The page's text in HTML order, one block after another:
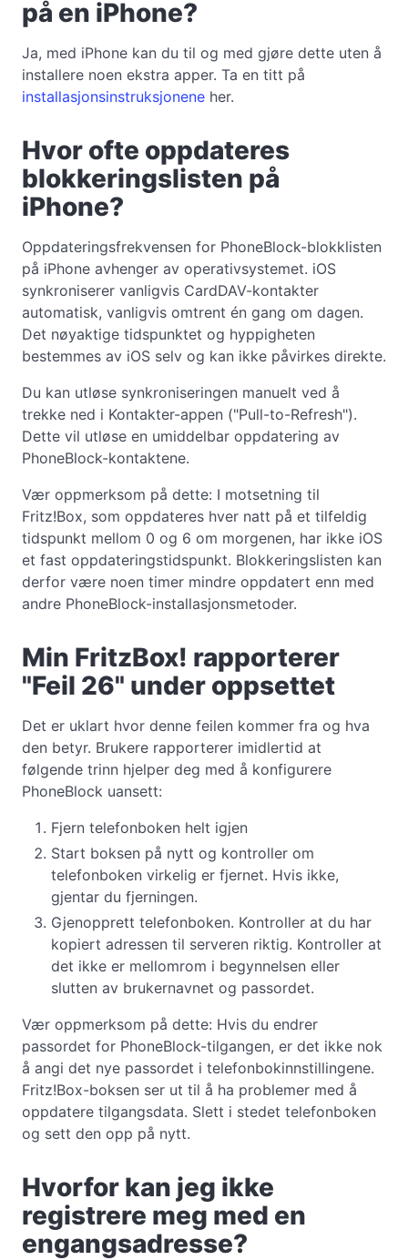
på en iPhone?
Ja, med iPhone kan du til og med gjøre dette uten å
installere noen ekstra apper. Ta en titt på
installasjonsinstruksjonene her.
Hvor ofte oppdateres
blokkeringslisten på
iPhone?
Oppdateringsfrekvensen for PhoneBlock-blokklisten
på iPhone avhenger av operativsystemet. iOS
synkroniserer vanligvis CardDAV-kontakter
automatisk, vanligvis omtrent én gang om dagen.
Det nøyaktige tidspunktet og hyppigheten
bestemmes av iOS selv og kan ikke påvirkes direkte.
Du kan utløse synkroniseringen manuelt ved å
trekke ned i Kontakter-appen ("Pull-to-Refresh").
Dette vil utløse en umiddelbar oppdatering av
PhoneBlock-kontaktene.
Vær oppmerksom på dette: I motsetning til
Fritz!Box, som oppdateres hver natt på et tilfeldig
tidspunkt mellom 0 og 6 om morgenen, har ikke iOS
et fast oppdateringstidspunkt. Blokkeringslisten kan
derfor være noen timer mindre oppdatert enn med
andre PhoneBlock-installasjonsmetoder.
Min FritzBox! rapporterer
"Feil 26" under oppsettet
Det er uklart hvor denne feilen kommer fra og hva
den betyr. Brukere rapporterer imidlertid at
følgende trinn hjelper deg med å konfigurere
PhoneBlock uansett:
Fjern telefonboken helt igjen
Start boksen på nytt og kontroller om
telefonboken virkelig er fjernet. Hvis ikke,
gjentar du fjerningen.
Gjenopprett telefonboken. Kontroller at du har
kopiert adressen til serveren riktig. Kontroller at
det ikke er mellomrom i begynnelsen eller
slutten av brukernavnet og passordet.
Vær oppmerksom på dette: Hvis du endrer
passordet for PhoneBlock-tilgangen, er det ikke nok
å angi det nye passordet i telefonbokinnstillingene.
Fritz!Box-boksen ser ut til å ha problemer med å
oppdatere tilgangsdata. Slett i stedet telefonboken
og sett den opp på nytt.
Hvorfor kan jeg ikke
registrere meg med en
engangsadresse?